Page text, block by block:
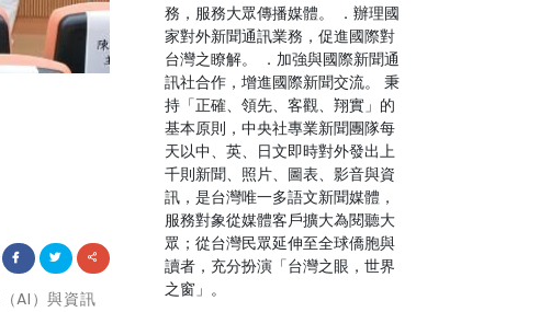
AI）與資訊
務，服務大眾傳播媒體。 ．辦理國
家對外新聞通訊業務，促進國際對
台灣之瞭解。 ．加強與國際新聞通
訊社合作，增進國際新聞交流。 秉
持「正確、領先、客觀、翔實」的
基本原則，中央社專業新聞團隊每
天以中、英、日文即時對外發出上
千則新聞、照片、圖表、影音與資
訊，是台灣唯一多語文新聞媒體，
服務對象從媒體客戶擴大為閱聽大
眾；從台灣民眾延伸至全球僑胞與
讀者，充分扮演「台灣之眼，世界
之窗」。